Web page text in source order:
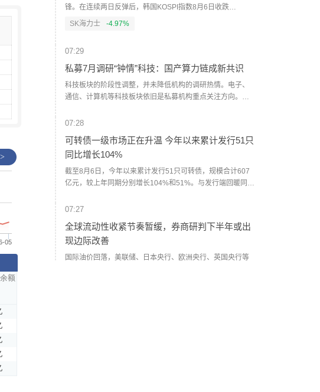
锋。在连续两日反弹后，韩国KOSPI指数8月6日收跌
4.58%，报6296.38点，SK海力士股价重挫10%。盘中韩国
结构或已基本出清，短期降温效果初步达成，外资也开始阶
段性回流。不过，散户单日爆仓率仍处于高位、波动率指数
日。（人民财讯）
SK海力士 -4.97%
07:29
私募7月调研“钟情”科技：国产算力链成新共识
科技板块的阶段性调整，并未降低机构的调研热情。电子、
通信、计算机等科技板块依旧是私募机构重点关注方向。记
产业链内部“摸排”新的投资机会。其中，国产算力链凭借产业
私募的重点关注方向。（人民财讯）
07:28
可转债一级市场正在升温 今年以来累计发行51只
同比增长104%
截至8月6日，今年以来累计发行51只可转债，规模合计607
亿元，较上年同期分别增长104%和51%。与发行端回暖同时
只可转债离场，市场存续规模较年初减少560亿元。业内人士
本开支增加、机构配置需求旺盛，则为新券供需两端提供了
支撑。可转债市场由此进入发行提速、结构调整的新阶段。
（证券时报）
07:27
全球流动性收紧节奏暂缓，券商研判下半年或出
现边际改善
国际油价回落，美联储、日本央行、欧洲央行、英国央行等